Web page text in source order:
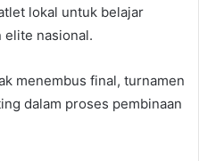
lokal untuk belajar
elite nasional.
menembus final, turnamen
dalam proses pembinaan